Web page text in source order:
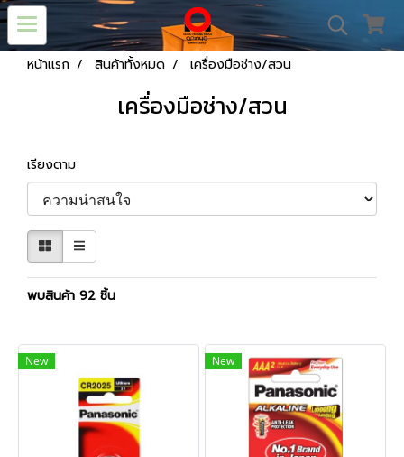
หน้าแรก สินค้าทั้งหมด เครื่องมือช่าง/สวน
เครื่องมือช่าง/สวน
เรียงตาม
พบสินค้า 92 ชิ้น
New New